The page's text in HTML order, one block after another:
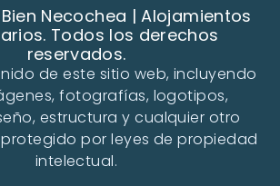
Necochea | Alojamientos
Todos los derechos
reservados.
de este sitio web, incluyendo
fotografías, logotipos,
estructura y cualquier otro
por leyes de propiedad
intelectual.